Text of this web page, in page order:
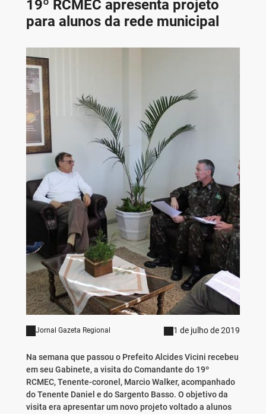
19º RCMEC apresenta projeto
para alunos da rede municipal
Jornal Gazeta Regional 1 de julho de 2019
Na semana que passou o Prefeito Alcides Vicini recebeu
em seu Gabinete, a visita do Comandante do 19º
RCMEC, Tenente-coronel, Marcio Walker, acompanhado
do Tenente Daniel e do Sargento Basso. O objetivo da
visita era apresentar um novo projeto voltado a alunos